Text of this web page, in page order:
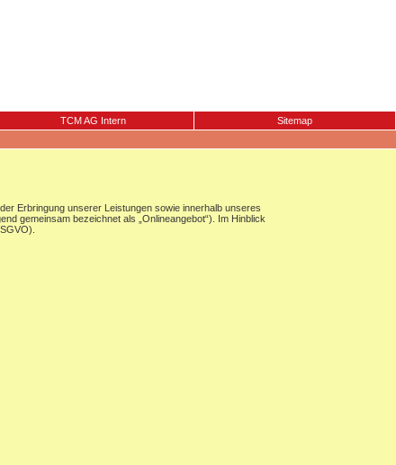
TCM AG Intern Sitemap
Erbringung unserer Leistungen sowie innerhalb unseres
gemeinsam bezeichnet als „Onlineangebot“). Im Hinblick